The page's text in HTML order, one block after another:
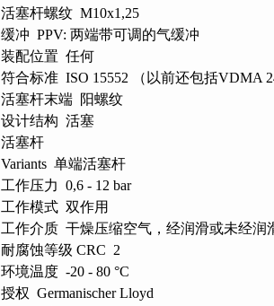
活塞杆螺纹 M10x1,25
缓冲 PPV: 两端带可调的气缓冲
装配位置 任何
符合标准 ISO 15552 （以前还包括VDMA
活塞杆末端 阳螺纹
设计结构 活塞
活塞杆
Variants 单端活塞杆
工作压力 0,6 - 12 bar
工作模式 双作用
工作介质 干燥压缩空气，经润滑或未经润
耐腐蚀等级 CRC 2
环境温度 -20 - 80 °C
授权 Germanischer Lloyd